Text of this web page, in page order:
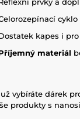
cyklo
kapes i
materiál
vybíráte dárek
produkty s